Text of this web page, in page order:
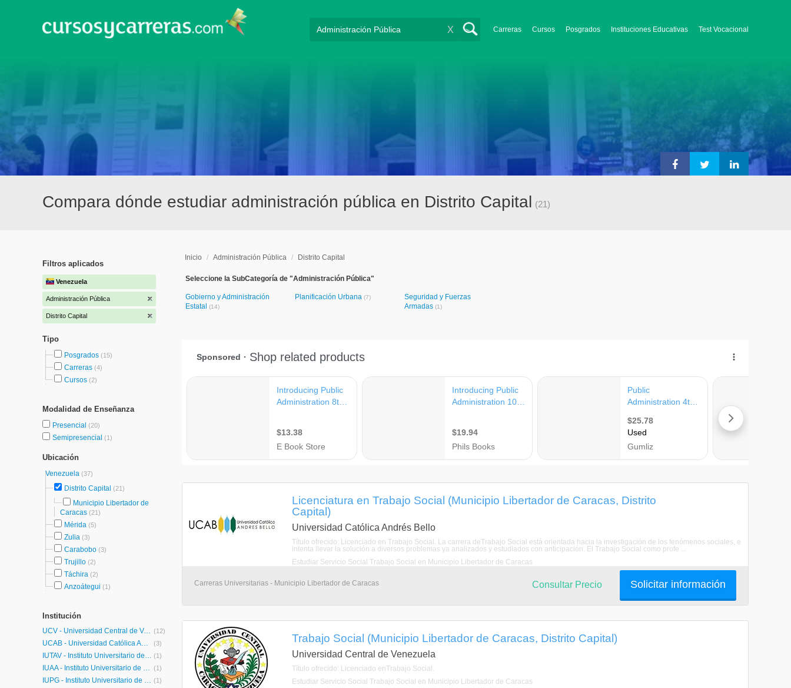
Carreras Cursos Posgrados Instituciones Educativas Test Vocacional
X
Compara dónde estudiar administración pública en Distrito Capital (21)
Filtros aplicados
Venezuela
Administración Pública
Distrito Capital
Tipo
Posgrados (15)
Carreras (4)
Cursos (2)
Modalidad de Enseñanza
Presencial (20)
Semipresencial (1)
Ubicación
Venezuela (37)
Distrito Capital (21)
Municipio Libertador de
Caracas (21)
Mérida (5)
Zulia (3)
Carabobo (3)
Trujillo (2)
Táchira (2)
Anzoátegui (1)
Institución
UCV - Universidad Central de Venezuela (12)
UCAB - Universidad Católica Andrés Bello (3)
IUTAV - Instituto Universitario de Tecnología Américo Vespucio (1)
IUAA - Instituto Universitario de Tecnología Alberto Adriani (1)
IUPG - Instituto Universitario de Profesiones Gerenciales (1)
Inicio / Administración Pública / Distrito Capital
Seleccione la SubCategoría de "Administración Pública"
Gobierno y Administración
Estatal (14)
Planificación Urbana (7)
Seguridad y Fuerzas
Armadas (1)
Licenciatura en Trabajo Social (Municipio Libertador de Caracas, Distrito
Capital)
Universidad Católica Andrés Bello
Título ofrecido: Licenciado en Trabajo Social. La carrera deTrabajo Social está orientada hacia la investigación de los fenómenos sociales, e
intenta llevar la solución a diversos problemas ya analizados y estudiados con anticipación. El Trabajo Social como profe ...
Estudiar Servicio Social Trabajo Social en Municipio Libertador de Caracas
Carreras Universitarias - Municipio Libertador de Caracas Solicitar información
Consultar Precio
Trabajo Social (Municipio Libertador de Caracas, Distrito Capital)
Universidad Central de Venezuela
Título ofrecido: Licenciado enTrabajo Social.
Estudiar Servicio Social Trabajo Social en Municipio Libertador de Caracas